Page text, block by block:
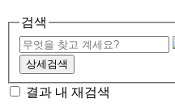
검색
상세검색
결과 내 재검색